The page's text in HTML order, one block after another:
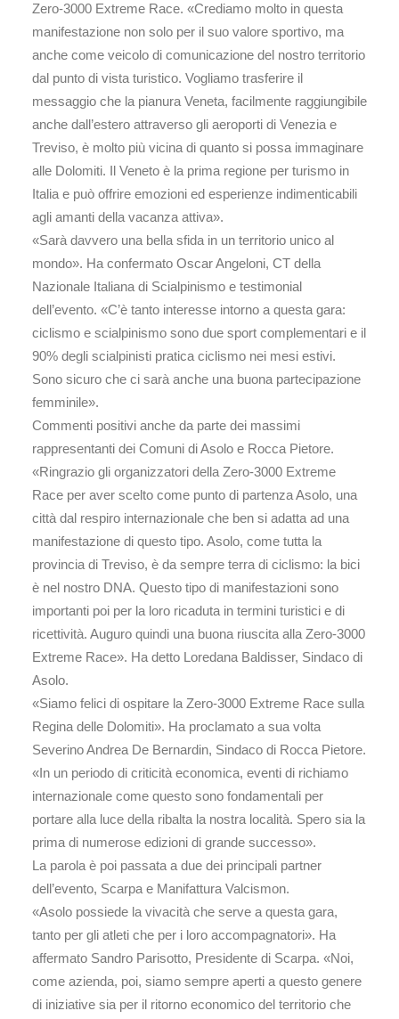
Zero-3000 Extreme Race. «Crediamo molto in questa
manifestazione non solo per il suo valore sportivo, ma
anche come veicolo di comunicazione del nostro territorio
dal punto di vista turistico. Vogliamo trasferire il
messaggio che la pianura Veneta, facilmente raggiungibile
anche dall’estero attraverso gli aeroporti di Venezia e
Treviso, è molto più vicina di quanto si possa immaginare
alle Dolomiti. Il Veneto è la prima regione per turismo in
Italia e può offrire emozioni ed esperienze indimenticabili
agli amanti della vacanza attiva».
«Sarà davvero una bella sfida in un territorio unico al
mondo». Ha confermato Oscar Angeloni, CT della
Nazionale Italiana di Scialpinismo e testimonial
dell’evento. «C’è tanto interesse intorno a questa gara:
ciclismo e scialpinismo sono due sport complementari e il
90% degli scialpinisti pratica ciclismo nei mesi estivi.
Sono sicuro che ci sarà anche una buona partecipazione
femminile».
Commenti positivi anche da parte dei massimi
rappresentanti dei Comuni di Asolo e Rocca Pietore.
«Ringrazio gli organizzatori della Zero-3000 Extreme
Race per aver scelto come punto di partenza Asolo, una
città dal respiro internazionale che ben si adatta ad una
manifestazione di questo tipo. Asolo, come tutta la
provincia di Treviso, è da sempre terra di ciclismo: la bici
è nel nostro DNA. Questo tipo di manifestazioni sono
importanti poi per la loro ricaduta in termini turistici e di
ricettività. Auguro quindi una buona riuscita alla Zero-3000
Extreme Race». Ha detto Loredana Baldisser, Sindaco di
Asolo.
«Siamo felici di ospitare la Zero-3000 Extreme Race sulla
Regina delle Dolomiti». Ha proclamato a sua volta
Severino Andrea De Bernardin, Sindaco di Rocca Pietore.
«In un periodo di criticità economica, eventi di richiamo
internazionale come questo sono fondamentali per
portare alla luce della ribalta la nostra località. Spero sia la
prima di numerose edizioni di grande successo».
La parola è poi passata a due dei principali partner
dell’evento, Scarpa e Manifattura Valcismon.
«Asolo possiede la vivacità che serve a questa gara,
tanto per gli atleti che per i loro accompagnatori». Ha
affermato Sandro Parisotto, Presidente di Scarpa. «Noi,
come azienda, poi, siamo sempre aperti a questo genere
di iniziative sia per il ritorno economico del territorio che